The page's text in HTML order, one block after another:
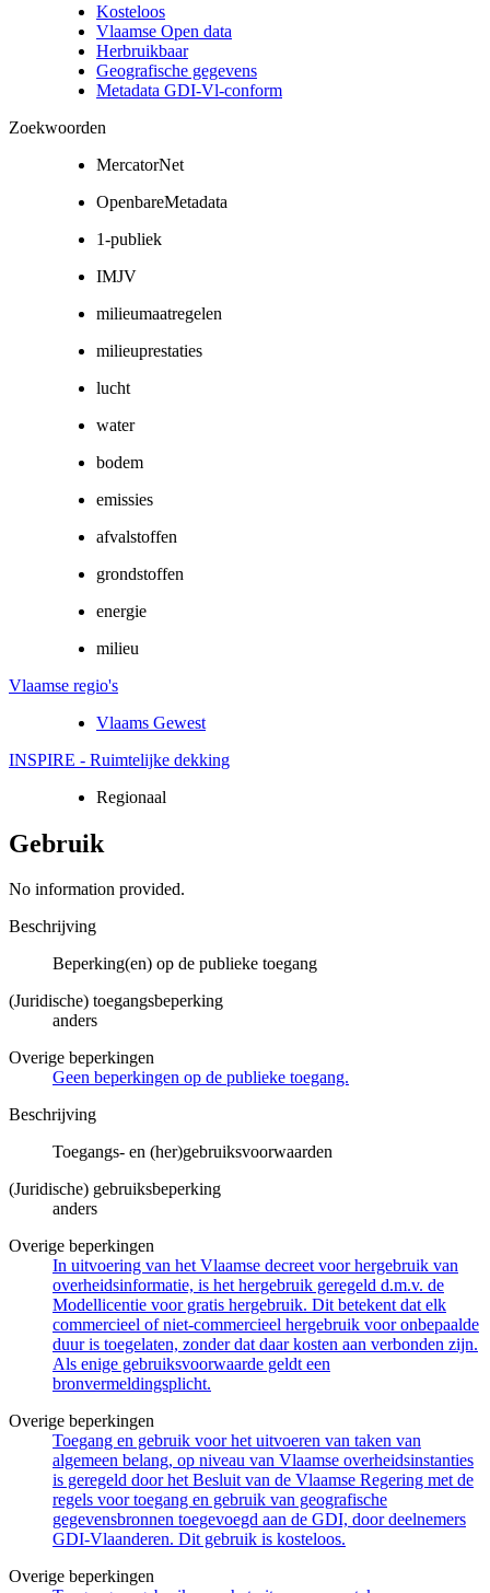
Kosteloos
Vlaamse Open data
Herbruikbaar
Geografische gegevens
Metadata GDI-Vl-conform
Zoekwoorden
MercatorNet
OpenbareMetadata
1-publiek
IMJV
milieumaatregelen
milieuprestaties
lucht
water
bodem
emissies
afvalstoffen
grondstoffen
energie
milieu
Vlaamse regio's
Vlaams Gewest
INSPIRE - Ruimtelijke dekking
Regionaal
Gebruik
No information provided.
Beschrijving
Beperking(en) op de publieke toegang
(Juridische) toegangsbeperking
anders
Overige beperkingen
Geen beperkingen op de publieke toegang.
Beschrijving
Toegangs- en (her)gebruiksvoorwaarden
(Juridische) gebruiksbeperking
anders
Overige beperkingen
In uitvoering van het Vlaamse decreet voor hergebruik van
overheidsinformatie, is het hergebruik geregeld d.m.v. de
Modellicentie voor gratis hergebruik. Dit betekent dat elk
commercieel of niet-commercieel hergebruik voor onbepaalde
duur is toegelaten, zonder dat daar kosten aan verbonden zijn.
Als enige gebruiksvoorwaarde geldt een
bronvermeldingsplicht.
Overige beperkingen
Toegang en gebruik voor het uitvoeren van taken van
algemeen belang, op niveau van Vlaamse overheidsinstanties
is geregeld door het Besluit van de Vlaamse Regering met de
regels voor toegang en gebruik van geografische
gegevensbronnen toegevoegd aan de GDI, door deelnemers
GDI-Vlaanderen. Dit gebruik is kosteloos.
Overige beperkingen